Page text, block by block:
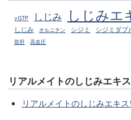
γGTP しじみ しじみエ
しじみ
オルニチン シジミ シジミダブ
肪肝
高血圧
リアルメイトのしじみエキ
リアルメイトのしじみエキス